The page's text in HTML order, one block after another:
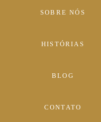
SOBRE NÓS
HISTÓRIAS
BLOG
CONTATO